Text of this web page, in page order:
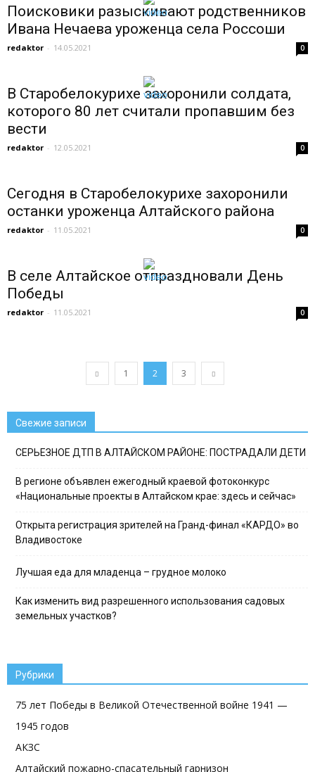
Поисковики разыскивают родственников
Ивана Нечаева уроженца села Россоши
redaktor - 14.05.2021 0
В Старобелокурихе захоронили солдата,
которого 80 лет считали пропавшим без
вести
redaktor - 12.05.2021 0
Сегодня в Старобелокурихе захоронили
останки уроженца Алтайского района
redaktor - 11.05.2021 0
В селе Алтайское отпраздновали День
Победы
redaktor - 11.05.2021 0
1 2 3
Свежие записи
СЕРЬЕЗНОЕ ДТП В АЛТАЙСКОМ РАЙОНЕ: ПОСТРАДАЛИ ДЕТИ
В регионе объявлен ежегодный краевой фотоконкурс
«Национальные проекты в Алтайском крае: здесь и сейчас»
Открыта регистрация зрителей на Гранд-финал «КАРДО» во
Владивостоке
Лучшая еда для младенца – грудное молоко
Как изменить вид разрешенного использования садовых
земельных участков?
Рубрики
75 лет Победы в Великой Отечественной войне 1941 —
1945 годов
АКЗС
Алтайский пожарно-спасательный гарнизон